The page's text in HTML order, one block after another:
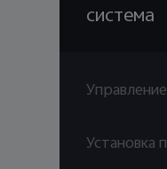
система
Установка